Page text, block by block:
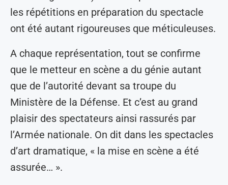
les répétitions en préparation du spectacle
ont été autant rigoureuses que méticuleuses.
A chaque représentation, tout se confirme
que le metteur en scène a du génie autant
que de l’autorité devant sa troupe du
Ministère de la Défense. Et c’est au grand
plaisir des spectateurs ainsi rassurés par
l’Armée nationale. On dit dans les spectacles
d’art dramatique, « la mise en scène a été
assurée… ».